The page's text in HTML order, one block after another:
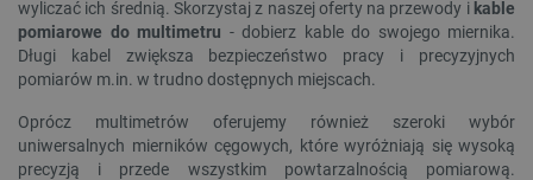
wyliczać ich średnią. Skorzystaj z naszej oferty na przewody i kable
pomiarowe do multimetru - dobierz kable do swojego miernika.
Długi kabel zwiększa bezpieczeństwo pracy i precyzyjnych
pomiarów m.in. w trudno dostępnych miejscach.
Oprócz multimetrów oferujemy również szeroki wybór
uniwersalnych mierników cęgowych, które wyróżniają się wysoką
precyzją i przede wszystkim powtarzalnością pomiarową.